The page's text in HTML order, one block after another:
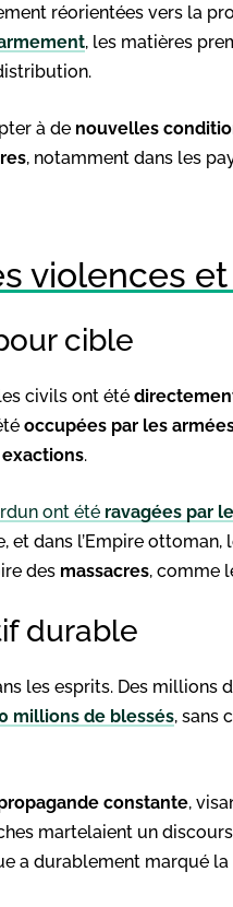
réorientées vers la
, les matières
à de nouvelles
, notamment dans les
violences
cible
civils ont été
occupées par les
exactions.
ont été ravagées par
et dans l’Empire
des massacres, comme
durable
les esprits. Des millions
millions de blessés, sans
constante,
martelaient un
a durablement marqué la